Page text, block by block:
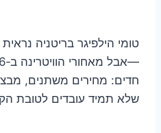
טומי הילפיגר בריטניה
חדים: מחירים משתנים,
שלא תמיד עובדים לטובת